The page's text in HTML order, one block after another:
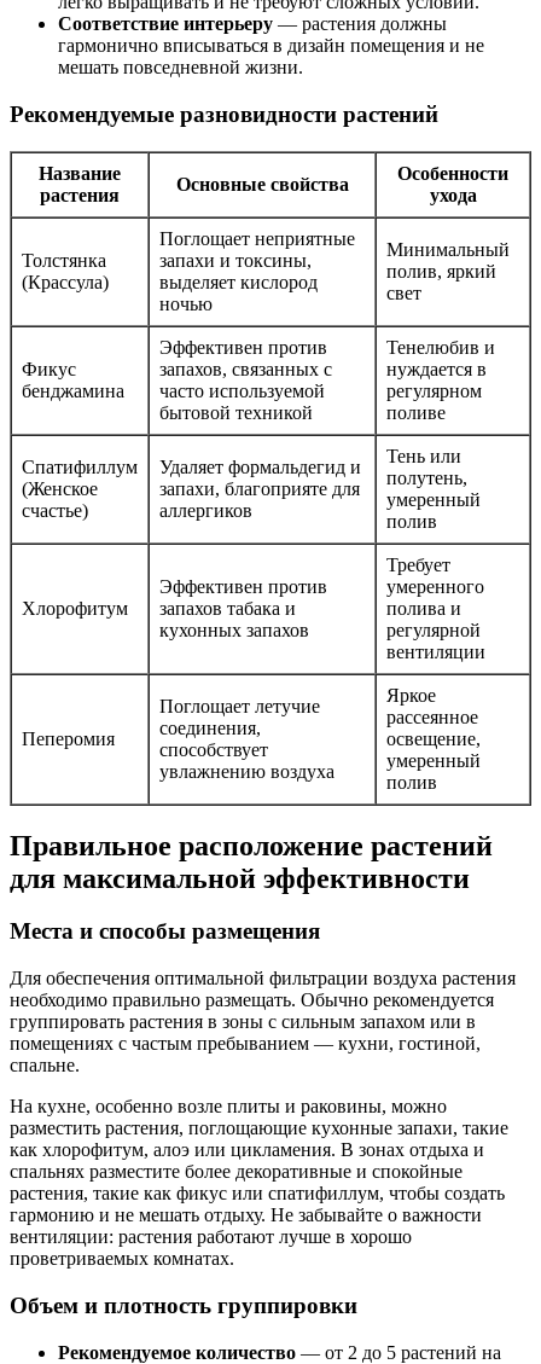
Соответствие интерьеру — растения должны
гармонично вписываться в дизайн помещения и не
мешать повседневной жизни.
Рекомендуемые разновидности растений
Название
растения
Основные свойства
Особенности
ухода
Толстянка
(Крассула)
Поглощает неприятные
запахи и токсины,
выделяет кислород
ночью
Минимальный
полив, яркий
свет
Фикус
бенджамина
Эффективен против
запахов, связанных с
часто используемой
бытовой техникой
Тенелюбив и
нуждается в
регулярном
поливе
Спатифиллум
(Женское
счастье)
Удаляет формальдегид и
запахи, благоприяте для
аллергиков
Тень или
полутень,
умеренный
полив
Хлорофитум
Эффективен против
запахов табака и
кухонных запахов
Требует
умеренного
полива и
регулярной
вентиляции
Пеперомия
Поглощает летучие
соединения,
способствует
увлажнению воздуха
Яркое
рассеянное
освещение,
умеренный
полив
Правильное расположение растений
для максимальной эффективности
Места и способы размещения
Для обеспечения оптимальной фильтрации воздуха растения
необходимо правильно размещать. Обычно рекомендуется
группировать растения в зоны с сильным запахом или в
помещениях с частым пребыванием — кухни, гостиной,
спальне.
На кухне, особенно возле плиты и раковины, можно
разместить растения, поглощающие кухонные запахи, такие
как хлорофитум, алоэ или цикламения. В зонах отдыха и
спальнях разместите более декоративные и спокойные
растения, такие как фикус или спатифиллум, чтобы создать
гармонию и не мешать отдыху. Не забывайте о важности
вентиляции: растения работают лучше в хорошо
проветриваемых комнатах.
Объем и плотность группировки
Рекомендуемое количество — от 2 до 5 растений на